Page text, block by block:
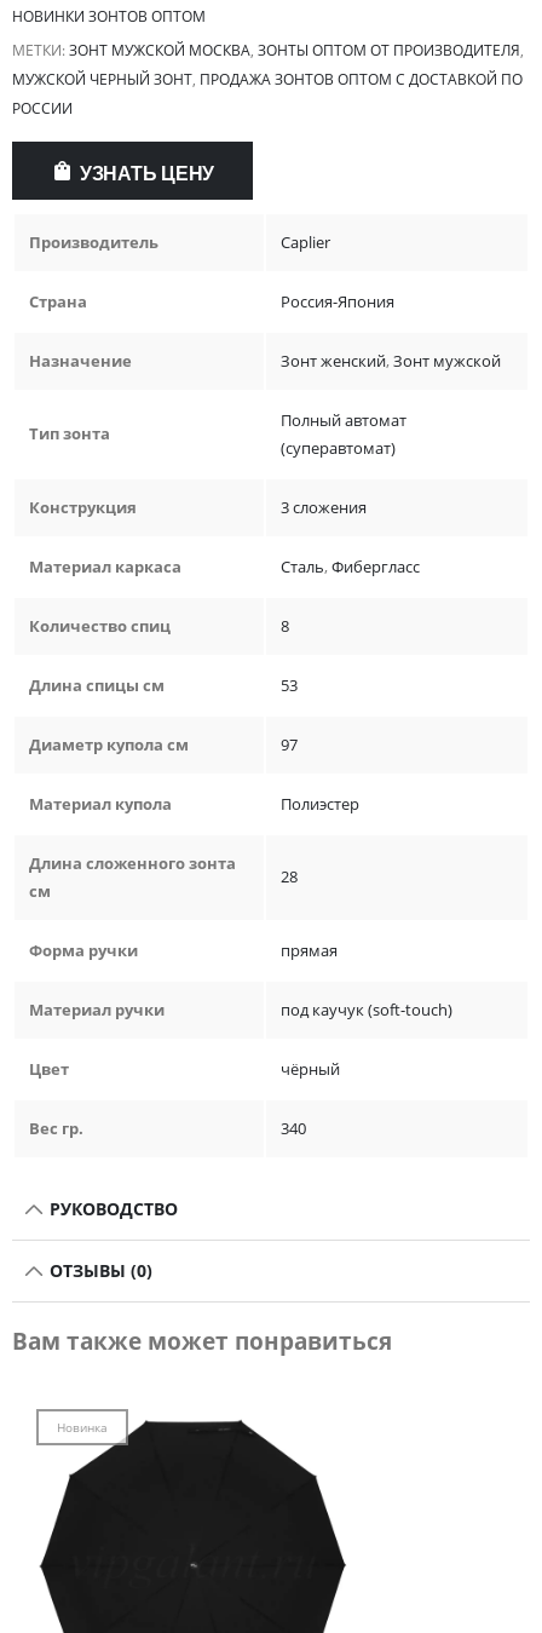
НОВИНКИ ЗОНТОВ ОПТОМ
МЕТКИ:ЗОНТ МУЖСКОЙ МОСКВА, ЗОНТЫ ОПТОМ ОТ ПРОИЗВОДИТЕЛЯ,
МУЖСКОЙ ЧЕРНЫЙ ЗОНТ, ПРОДАЖА ЗОНТОВ ОПТОМ С ДОСТАВКОЙ ПО
РОССИИ
УЗНАТЬ ЦЕНУ
Производитель Caplier
Страна Россия-Япония
Назначение Зонт женский,Зонт мужской
Тип зонта
Полный автомат
(суперавтомат)
Конструкция 3 сложения
Материал каркаса Сталь,Фибергласс
Количество спиц 8
Длина спицы см 53
Диаметр купола см 97
Материал купола Полиэстер
Длина сложенного зонта
см
28
Форма ручки прямая
Материал ручки под каучук (soft-touch)
Цвет чёрный
Вес гр. 340
РУКОВОДСТВО
ОТЗЫВЫ (0)
Вам также может понравиться
Новинка